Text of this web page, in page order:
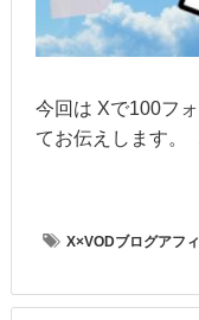
今回は Xで100フ
てお伝えします
X×VODブログアフ